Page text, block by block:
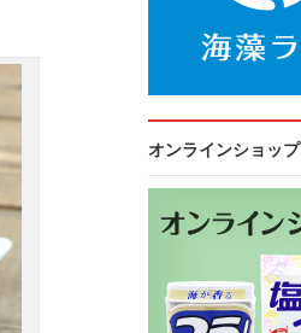
オンラインショップ